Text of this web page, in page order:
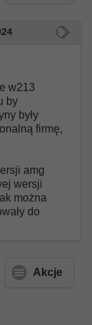
w213
by
były
firmę,
amg
wersji
można
do
Akcje